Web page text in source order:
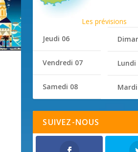
Les prévisions
Jeudi 06
Vendredi 07
Samedi 08
Lundi
Mardi
SUIVEZ-NOUS